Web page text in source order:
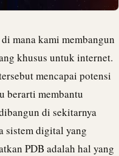
di mana kami membangun
khusus untuk internet.
mencapai potensi
berarti membantu
di sekitarnya
sistem digital yang
PDB adalah hal yang